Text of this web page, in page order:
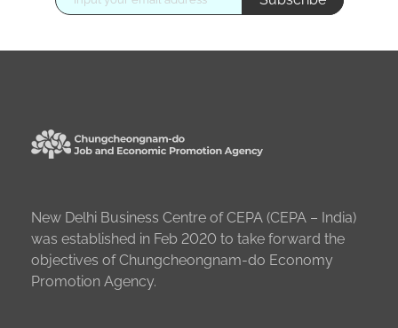
New Delhi Business Centre of CEPA (CEPA – India)
was established in Feb 2020 to take forward the
objectives of Chungcheongnam-do Economy
Promotion Agency.